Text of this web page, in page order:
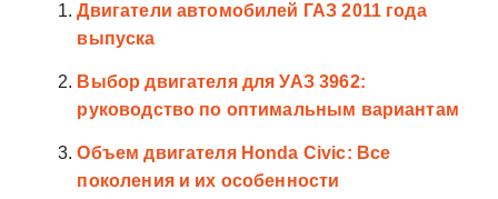
Двигатели автомобилей ГАЗ 2011 года
выпуска
Выбор двигателя для УАЗ 3962:
руководство по оптимальным вариантам
Объем двигателя Honda Civic: Все
поколения и их особенности